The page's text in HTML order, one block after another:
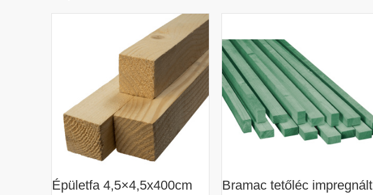
Épületfa 4,5×4,5x400cm
Bramac tetőléc impregnált